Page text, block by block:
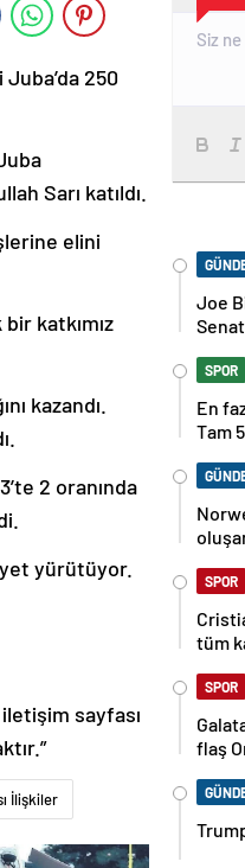
250
Sarı katıldı.
elini
katkımız
kazandı.
2 oranında
yürütüyor.
sayfası
İlişkiler
Joe
SPOR
En
Tam
SPOR
tüm
SPOR
flaş